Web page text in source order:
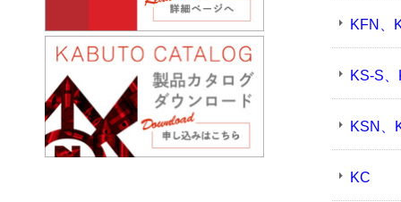
KFN、
KS-S
KSN、
KC